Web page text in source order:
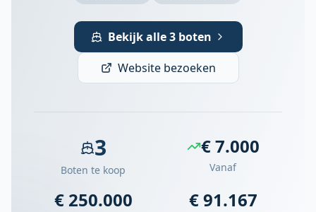
Bekijk alle 3 boten
Website bezoeken
3
Boten te koop
€ 7.000
Vanaf
€ 250.000 € 91.167